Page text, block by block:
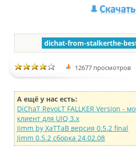
dichat-from-stalkerthe-
12677 просмотров
А ещё у нас есть:
DiChaT RevoLT FALLKER Version -
клиент для UIQ 3.x
Jimm by XaTTaB версия 0.5.2 final
Jimm 0.5.2 сборка 24.02.08